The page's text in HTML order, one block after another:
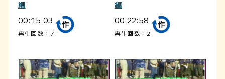
編
00:15:03
再生回数：7
編
00:22:58
再生回数：2